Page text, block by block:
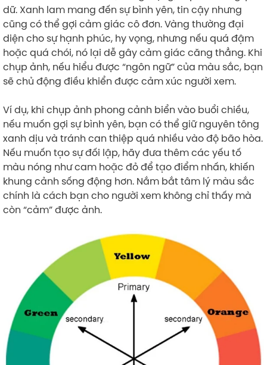
dữ. Xanh lam mang đến sự bình yên, tin cậy nhưng
cũng có thể gợi cảm giác cô đơn. Vàng thường đại
diện cho sự hạnh phúc, hy vọng, nhưng nếu quá đậm
hoặc quá chói, nó lại dễ gây cảm giác căng thẳng. Khi
chụp ảnh, nếu hiểu được “ngôn ngữ” của màu sắc, bạn
sẽ chủ động điều khiển được cảm xúc người xem.
Ví dụ, khi chụp ảnh phong cảnh biển vào buổi chiều,
nếu muốn gợi sự bình yên, bạn có thể giữ nguyên tông
xanh dịu và tránh can thiệp quá nhiều vào độ bão hòa.
Nếu muốn tạo sự đối lập, hãy đưa thêm các yếu tố
màu nóng như cam hoặc đỏ để tạo điểm nhấn, khiến
khung cảnh sống động hơn. Nắm bắt tâm lý màu sắc
chính là cách bạn cho người xem không chỉ thấy mà
còn “cảm” được ảnh.